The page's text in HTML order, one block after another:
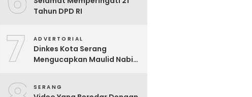
Tahun DPD RI
7 ADVERTORIAL
Dinkes Kota Serang
Mengucapkan Maulid Nabi
SERANG